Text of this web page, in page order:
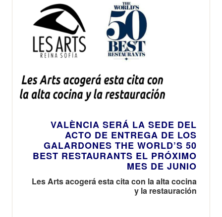
VALÈNCIA SERÁ LA SEDE DEL
ACTO DE ENTREGA DE LOS
GALARDONES THE WORLD’S 50
BEST RESTAURANTS EL PRÓXIMO
MES DE JUNIO
Les Arts acogerá esta cita con la alta cocina
y la restauración